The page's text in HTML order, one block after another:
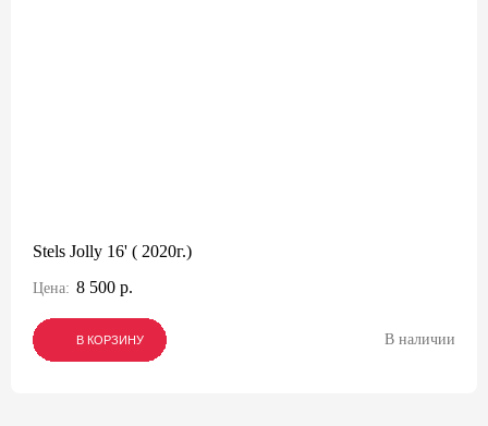
Stels Jolly 16' ( 2020г.)
Цена: 8 500 р.
В КОРЗИНУ
В КОРЗИНУ
В КОРЗИНУ В наличии